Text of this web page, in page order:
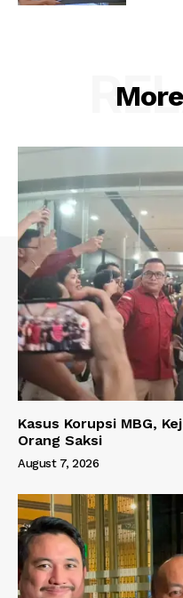
Kasus Korupsi MBG,
Orang Saksi
August 7, 2026